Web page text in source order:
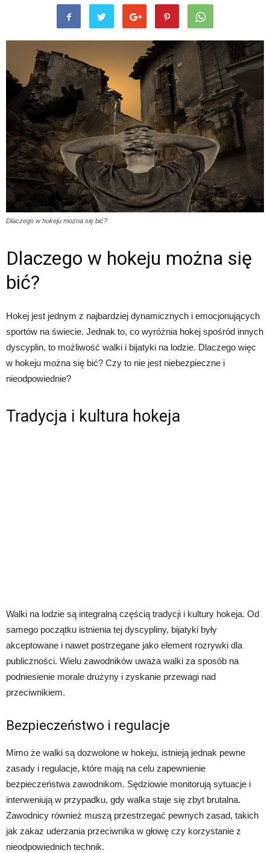
Dlaczego w hokeju można się bić?
Dlaczego w hokeju można się
bić?
Hokej jest jednym z najbardziej dynamicznych i emocjonujących
sportów na świecie. Jednak to, co wyróżnia hokej spośród innych
dyscyplin, to możliwość walki i bijatyki na lodzie. Dlaczego więc
w hokeju można się bić? Czy to nie jest niebezpieczne i
nieodpowiednie?
Tradycja i kultura hokeja
Walki na lodzie są integralną częścią tradycji i kultury hokeja. Od
samego początku istnienia tej dyscypliny, bijatyki były
akceptowane i nawet postrzegane jako element rozrywki dla
publiczności. Wielu zawodników uważa walki za sposób na
podniesienie morale drużyny i zyskanie przewagi nad
przeciwnikiem.
Bezpieczeństwo i regulacje
Mimo że walki są dozwolone w hokeju, istnieją jednak pewne
zasady i regulacje, które mają na celu zapewnienie
bezpieczeństwa zawodnikom. Sędziowie monitorują sytuacje i
interweniują w przypadku, gdy walka staje się zbyt brutalna.
Zawodnicy również muszą przestrzegać pewnych zasad, takich
jak zakaz uderzania przeciwnika w głowę czy korzystanie z
nieodpowiednich technik.